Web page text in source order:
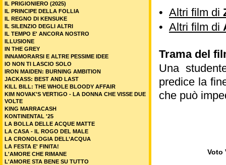
• Altri film di
• Altri film di
Trama del
Una
predice la
che può
Voto
IL PRIGIONIERO (2025)
IL PRINCIPE DELLA FOLLIA
IL REGNO DI KENSUKE
IL SILENZIO DEGLI ALTRI
IL TEMPO E' ANCORA NOSTRO
ILLUSIONE
IN THE GREY
INNAMORARSI E ALTRE PESSIME IDEE
IO NON TI LASCIO SOLO
IRON MAIDEN: BURNING AMBITION
JACKASS: BEST AND LAST
KILL BILL: THE WHOLE BLOODY AFFAIR
KIM NOVAK'S VERTIGO - LA DONNA CHE VISSE DUE
VOLTE
KING MARRACASH
KONTINENTAL '25
LA BOLLA DELLE ACQUE MATTE
LA CASA - IL ROGO DEL MALE
LA CRONOLOGIA DELL’ACQUA
LA FESTA E' FINITA!
L'AMORE CHE RIMANE
L'AMORE STA BENE SU TUTTO